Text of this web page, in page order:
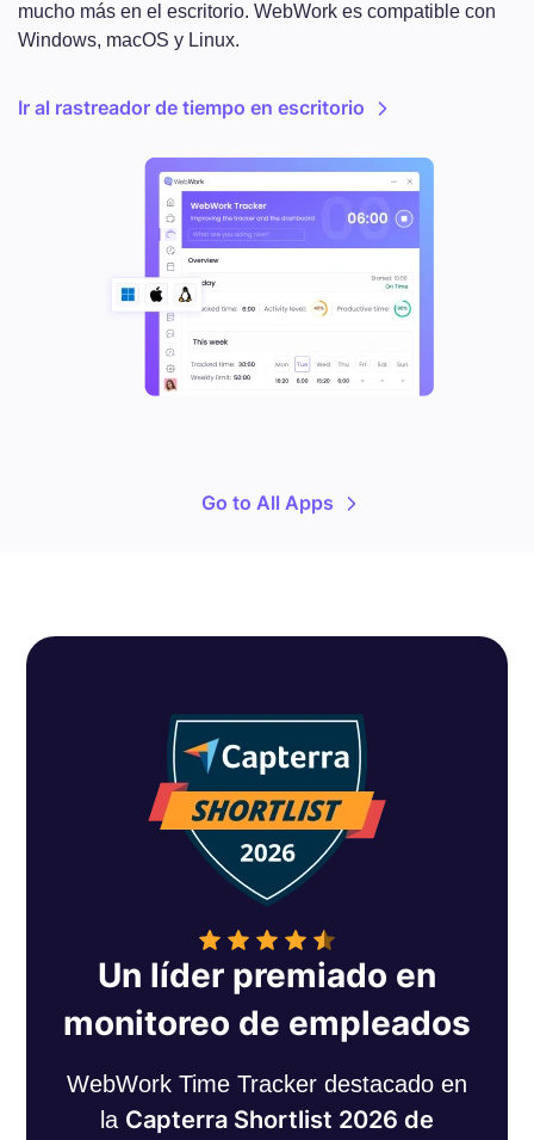
mucho más en el escritorio. WebWork es compatible con
Windows, macOS y Linux.
Ir al rastreador de tiempo en escritorio
Go to All Apps
Un líder premiado en
monitoreo de empleados
WebWork Time Tracker destacado en
la Capterra Shortlist 2026 de